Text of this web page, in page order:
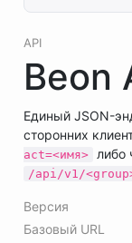
API
Beon
Единый JSON-
сторонних
act=<имя>
либо
/api/v1/
Версия
Базовый URL